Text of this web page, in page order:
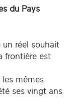
du Pays
un réel souhait
frontière est
les mêmes
ses vingt ans